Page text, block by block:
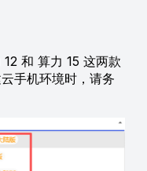
12 和 算力 15 这两款
手机环境时，请务